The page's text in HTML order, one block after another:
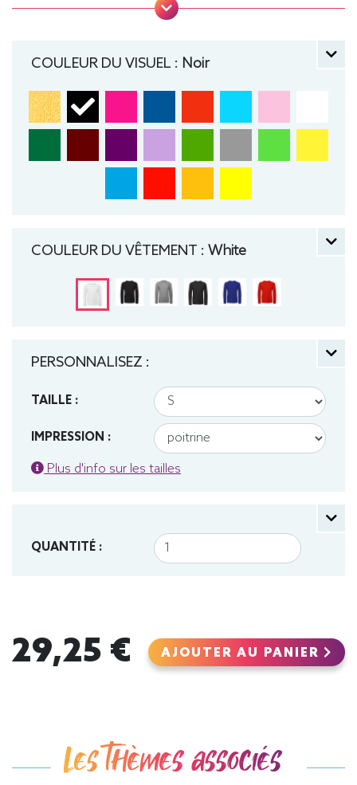
Coutures latérales, puce de taille, Lavable jusqu'à
Léger, Homme, Col rond, Bio / Organic, B&C
COULEUR DU VISUEL : Noir
COULEUR DU VÊTEMENT : White
PERSONNALISEZ :
TAILLE :
IMPRESSION :
Plus d'info sur les tailles
QUANTITÉ :
29,25 € AJOUTER AU PANIER
Les thèmes associés